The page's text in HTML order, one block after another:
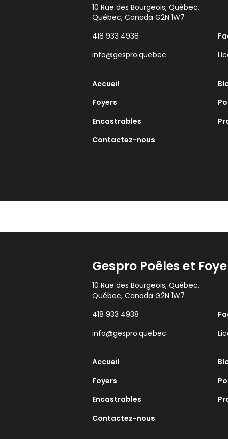
10 Rue des Bourgeois, Québec,
Québec, Canada G2N 1W7
418 933 4938
info@gespro.quebec
Accueil
Contactez-nous
Foyers
Encastrables
Gespro Poêles et
10 Rue des Bourgeois, Québec,
Québec, Canada G2N 1W7
418 933 4938
info@gespro.quebec
Accueil
Contactez-nous
Foyers
Encastrables